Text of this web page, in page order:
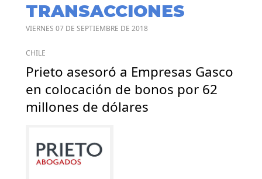
TRANSACCIONES
VIERNES 07 DE SEPTIEMBRE DE 2018
CHILE
Prieto asesoró a Empresas Gasco
en colocación de bonos por 62
millones de dólares